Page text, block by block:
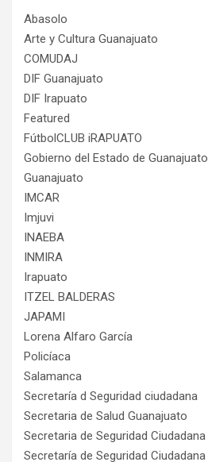
Abasolo
Arte y Cultura Guanajuato
COMUDAJ
DIF Guanajuato
DIF Irapuato
Featured
FútbolCLUB iRAPUATO
Gobierno del Estado de Guanajuato
Guanajuato
IMCAR
Imjuvi
INAEBA
INMIRA
Irapuato
ITZEL BALDERAS
JAPAMI
Lorena Alfaro García
Policíaca
Salamanca
Secretaría d Seguridad ciudadana
Secretaria de Salud Guanajuato
Secretaria de Seguridad Ciudadana
Secretaría de Seguridad Ciudadana